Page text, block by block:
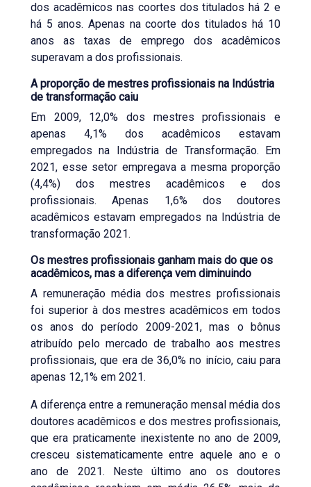
dos acadêmicos nas coortes dos titulados há 2 e
há 5 anos. Apenas na coorte dos titulados há 10
anos as taxas de emprego dos acadêmicos
superavam a dos profissionais.
A proporção de mestres profissionais na Indústria
de transformação caiu
Em 2009, 12,0% dos mestres profissionais e
apenas 4,1% dos acadêmicos estavam
empregados na Indústria de Transformação. Em
2021, esse setor empregava a mesma proporção
(4,4%) dos mestres acadêmicos e dos
profissionais. Apenas 1,6% dos doutores
acadêmicos estavam empregados na Indústria de
transformação 2021.
Os mestres profissionais ganham mais do que os
acadêmicos, mas a diferença vem diminuindo
A remuneração média dos mestres profissionais
foi superior à dos mestres acadêmicos em todos
os anos do período 2009-2021, mas o bônus
atribuído pelo mercado de trabalho aos mestres
profissionais, que era de 36,0% no início, caiu para
apenas 12,1% em 2021.
A diferença entre a remuneração mensal média dos
doutores acadêmicos e dos mestres profissionais,
que era praticamente inexistente no ano de 2009,
cresceu sistematicamente entre aquele ano e o
ano de 2021. Neste último ano os doutores